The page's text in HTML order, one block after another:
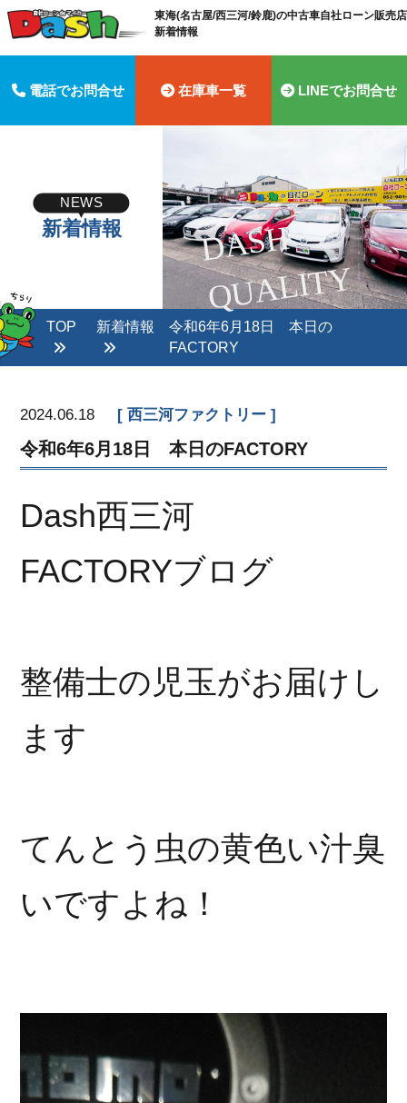
東海(名古屋/西三河/鈴鹿)の中古車自社ローン販売
新着情報
電話でお問合せ 在庫車一覧 LINEでお問合せ
D
A
S
H
Q
U
A
LI
T
Y
NEWS
新着情報
TOP 新着情報
令和6年6月18日 本日の
FACTORY
2024.06.18 西三河ファクトリー
令和6年6月18日 本日のFACTORY
Dash西三河
FACTORYブログ
整備士の児玉がお届けし
ます
てんとう虫の黄色い汁臭
いですよね！